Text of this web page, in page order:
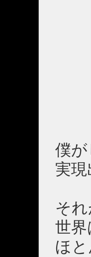
「
そ
俯
そ
「
僕
実
そ
世
ほ